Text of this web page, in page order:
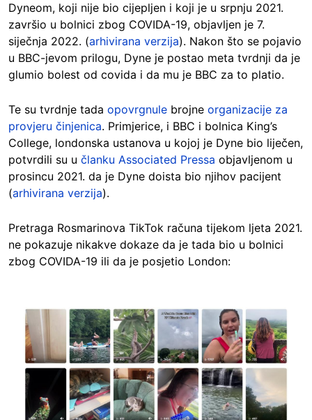
Dyneom, koji nije bio cijepljen i koji je u srpnju 2021.
završio u bolnici zbog COVIDA-19, objavljen je 7.
siječnja 2022. (arhivirana verzija). Nakon što se pojavio
u BBC-jevom prilogu, Dyne je postao meta tvrdnji da je
glumio bolest od covida i da mu je BBC za to platio.
Te su tvrdnje tada opovrgnule brojne organizacije za
provjeru činjenica. Primjerice, i BBC i bolnica King’s
College, londonska ustanova u kojoj je Dyne bio liječen,
potvrdili su u članku Associated Pressa objavljenom u
prosincu 2021. da je Dyne doista bio njihov pacijent
(arhivirana verzija).
Pretraga Rosmarinova TikTok računa tijekom ljeta 2021.
ne pokazuje nikakve dokaze da je tada bio u bolnici
zbog COVIDA-19 ili da je posjetio London:
Image